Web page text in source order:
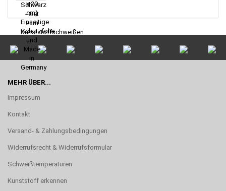
MEHR ÜBER...
Impressum
Kontakt
Versand- & Zahlungsbedingungen
Widerrufsrecht & Widerrufsformular
Schweißtemperaturen
Kunststoff erkennen